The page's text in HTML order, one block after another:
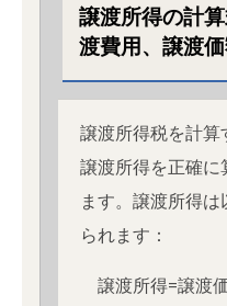
譲渡所得の計
渡費用、譲渡
譲渡所得税を計
譲渡所得を正確に
ます。譲渡所得
られます：
譲渡所得=譲渡